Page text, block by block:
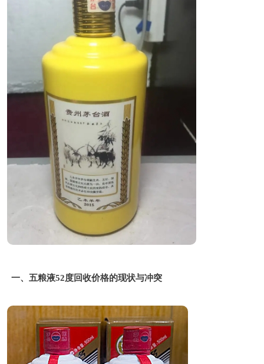
一、五粮液52度回收价格的现状与冲突